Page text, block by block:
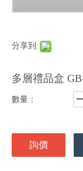
分享到:
多層禮品盒
數量：
詢價